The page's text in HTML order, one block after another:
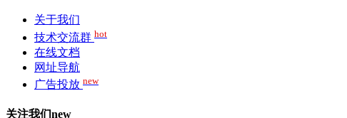
关于我们
技术交流群 hot
在线文档
网址导航
广告投放 new
关注我们new